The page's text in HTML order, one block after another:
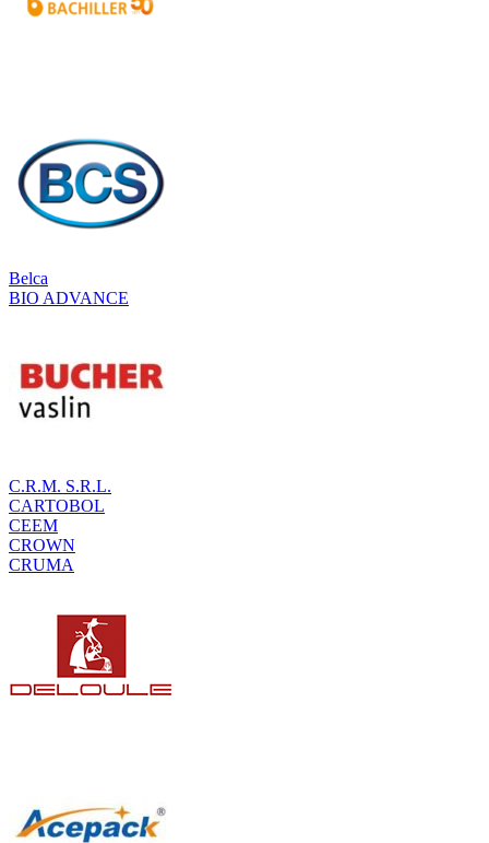
Belca
BIO ADVANCE
C.R.M. S.R.L.
CARTOBOL
CEEM
CROWN
CRUMA